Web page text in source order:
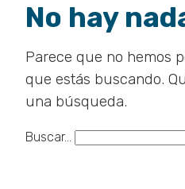
No hay
Parece que no hemos
que estás buscando.
una búsqueda.
Buscar...